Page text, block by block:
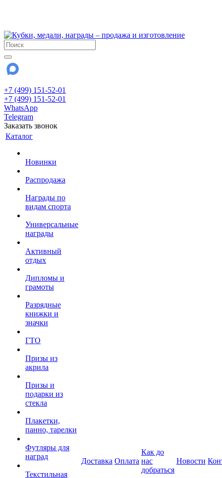
+7 (499) 151-52-01
+7 (499) 151-52-01
WhatsApp
Telegram
Заказать звонок
Каталог
Новинки
Распродажа
Награды по
видам спорта
Универсальные
награды
Активный
отдых
Дипломы и
грамоты
Разрядные
книжки и
значки
ГТО
Призы из
акрила
Призы и
подарки из
стекла
Плакетки,
панно, тарелки
Футляры для
наград
Текстильная
Доставка Оплата
Как до
нас
добраться
Новости